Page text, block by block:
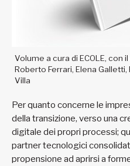
Volume a cura di ECOLE, con
Roberto Ferrari, Elena
Villa
Per quanto concerne le
della transizione, verso una
digitale dei propri processi;
partner tecnologici
propensione ad aprirsi a